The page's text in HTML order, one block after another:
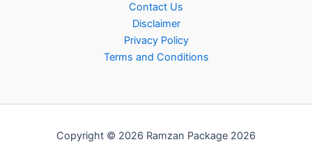
Contact Us
Disclaimer
Privacy Policy
Terms and Conditions
Copyright © 2026 Ramzan Package 2026